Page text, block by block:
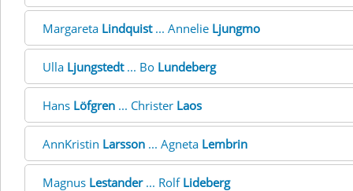
Margareta Lindquist... Annelie Ljungmo
Ulla Ljungstedt... Bo Lundeberg
Hans Löfgren ... Christer Laos
AnnKristin Larsson ... Agneta Lembrin
Magnus Lestander... Rolf Lideberg